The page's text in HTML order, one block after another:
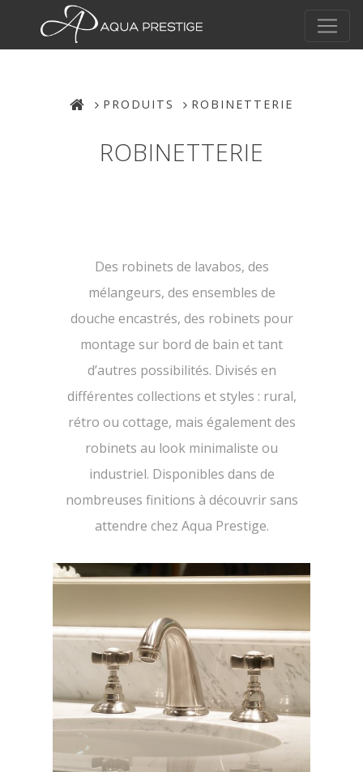
PRODUITS ROBINETTERIE
ROBINETTERIE
Des robinets de lavabos, des
mélangeurs, des ensembles de
douche encastrés, des robinets pour
montage sur bord de bain et tant
d’autres possibilités. Divisés en
différentes collections et styles : rural,
rétro ou cottage, mais également des
robinets au look minimaliste ou
industriel. Disponibles dans de
nombreuses finitions à découvrir sans
attendre chez Aqua Prestige.